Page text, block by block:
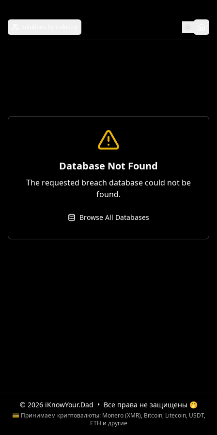
Database Not Found
The requested breach database could not be
found.
Browse All Databases
© 2026 iKnowYour.Dad • Все права не защищены 🤭
💳 Принимаем криптовалюты: Monero (XMR), Bitcoin, Litecoin, USDT,
ETH и другие